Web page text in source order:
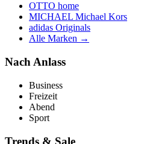
OTTO home
MICHAEL Michael Kors
adidas Originals
Alle Marken →
Nach Anlass
Business
Freizeit
Abend
Sport
Trends & Sale